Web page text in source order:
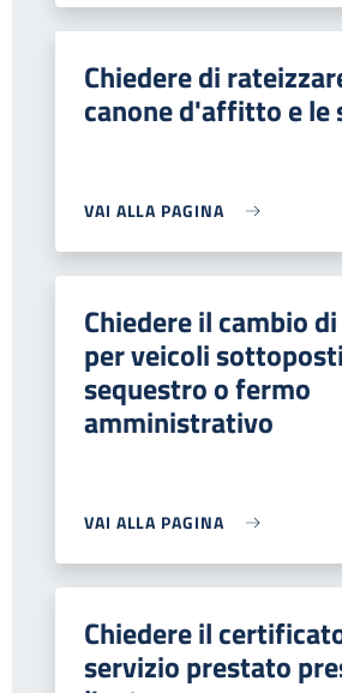
Chiedere di
canone d'affitto e le
VAI ALLA PAGINA
Chiedere il cambio
per veicoli
sequestro o fermo
amministrativo
VAI ALLA PAGINA
Chiedere il
servizio prestato